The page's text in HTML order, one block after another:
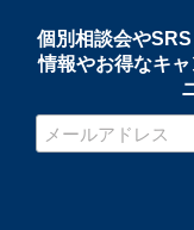
個別相談会や
情報やお得なキ